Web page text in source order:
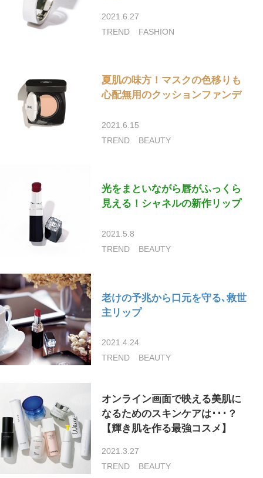
2021.6.27
TREND
FASHION
夏肌の味方！マスクの色移りも
心配無用のクッションファンデ
2021.6.15
TREND
BEAUTY
光をまといながら唇がふっくら
見える！シャネルの新作リップ
2021.5.8
TREND
BEAUTY
老けの予兆から口元を守る､救世
主リップ
2021.4.24
TREND
BEAUTY
オンライン画面で映える美肌に
なるためのスキンケアは･･･？
【輝き肌を作る最強コスメ】
2021.3.27
TREND
BEAUTY